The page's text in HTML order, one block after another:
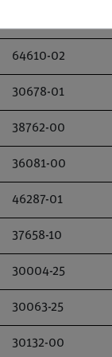
64610-02
30678-01
38762-00
36081-00
46287-01
37658-10
30004-25
30063-25
30132-00